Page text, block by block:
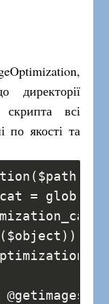
всі
по якості та
{
=
{